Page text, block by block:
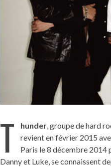
T hunder, groupe de hard
revient en février 2015
Paris le 8 décembre 2014
Danny et Luke, se connaissent